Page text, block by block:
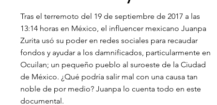
Tras el terremoto del 19 de septiembre de 2017 a las
13:14 horas en México, el influencer mexicano Juanpa
Zurita usó su poder en redes sociales para recaudar
fondos y ayudar a los damnificados, particularmente en
Ocuilan; un pequeño pueblo al suroeste de la Ciudad
de México. ¿Qué podría salir mal con una causa tan
noble de por medio? Juanpa lo cuenta todo en este
documental.